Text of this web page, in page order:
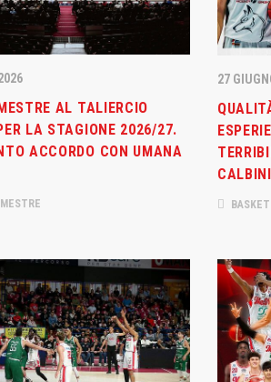
AL TALIERCIO
LA STAGIONE 2026/27.
ACCORDO CON UMANA
27